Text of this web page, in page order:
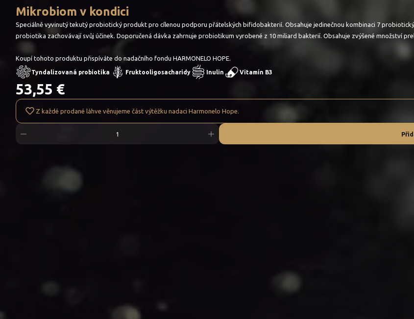
Mikrobiom v kondici
Speciálně vyvinutý tekutý probiotický produkt pro cílenou podporu přátelských bifidobakterií. Obsahuje jedinečnou kombinaci 7
probiotika zachovávají svůj účinek. Doporučená dávka zahrnuje probiotikum vyrobené z 10 miliard bakterií. Obsahuje zvýšené množství
Koupí tohoto produktu přispíváte do nadačního fondu HARMONELO HOPE.
Tyndalizovaná probiotika Fruktooligosacharidy Inulin Vitamín B3
53,55 €
Z každé prodané láhve věnujeme část výtěžku nadaci Harmonelo Hope.